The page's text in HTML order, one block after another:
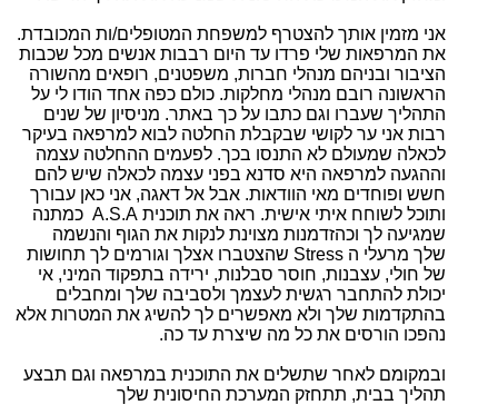
אני מזמין אותך להצטרף למשפחת המטופלים/ות המכובדת.
את המרפאות שלי פרדו עד היום רבבות אנשים מכל שכבות
הציבור ובניהם מנהלי חברות, משפטנים, רופאים מהשורה
הראשונה רובם מנהלי מחלקות. כולם כפה אחד הודו לי על
התהליך שעברו וגם כתבו על כך באתר. מניסיון של שנים
רבות אני ער לקושי שבקבלת החלטה לבוא למרפאה בעיקר
לכאלה שמעולם לא התנסו בכך. לפעמים ההחלטה עצמה
וההגעה למרפאה היא סדנא בפני עצמה לכאלה שיש להם
חשש ופוחדים מאי הוודאות. אבל אל דאגה, אני כאן עבורך
ותוכל לשוחח איתי אישית. ראה את תוכנית A.S.A כמתנה
שמגיעה לך וכהזדמנות מצוינת לנקות את הגוף והנשמה
שלך מרעלי ה Stress שהצטברו אצלך וגורמים לך תחושות
של חולי, עצבנות, חוסר סבלנות, ירידה בתפקוד המיני, אי
יכולת להתחבר רגשית לעצמך ולסביבה שלך ומחבלים
בהתקדמות שלך ולא מאפשרים לך להשיג את המטרות אלא
נהפכו הורסים את כל מה שיצרת עד כה.
ובמקומם לאחר שתשלים את התוכנית במרפאה וגם תבצע
תהליך בבית, תתחזק המערכת החיסונית שלך